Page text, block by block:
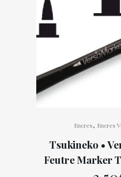
Encres, Encres
Tsukineko •
Feutre Marker